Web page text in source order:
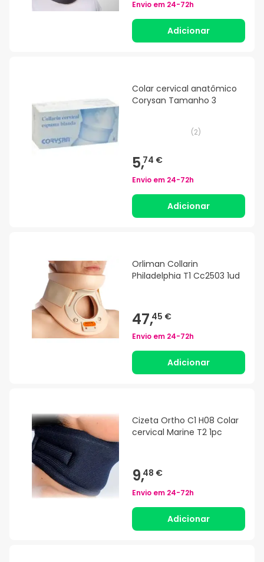
Envio em 24-72h
Adicionar
Colar cervical anatômico
Corysan Tamanho 3
(2)
5,74 €
Envio em 24-72h
Adicionar
Orliman Collarin
Philadelphia T1 Cc2503 1ud
47,45 €
Envio em 24-72h
Adicionar
Cizeta Ortho C1 H08 Colar
cervical Marine T2 1pc
9,48 €
Envio em 24-72h
Adicionar